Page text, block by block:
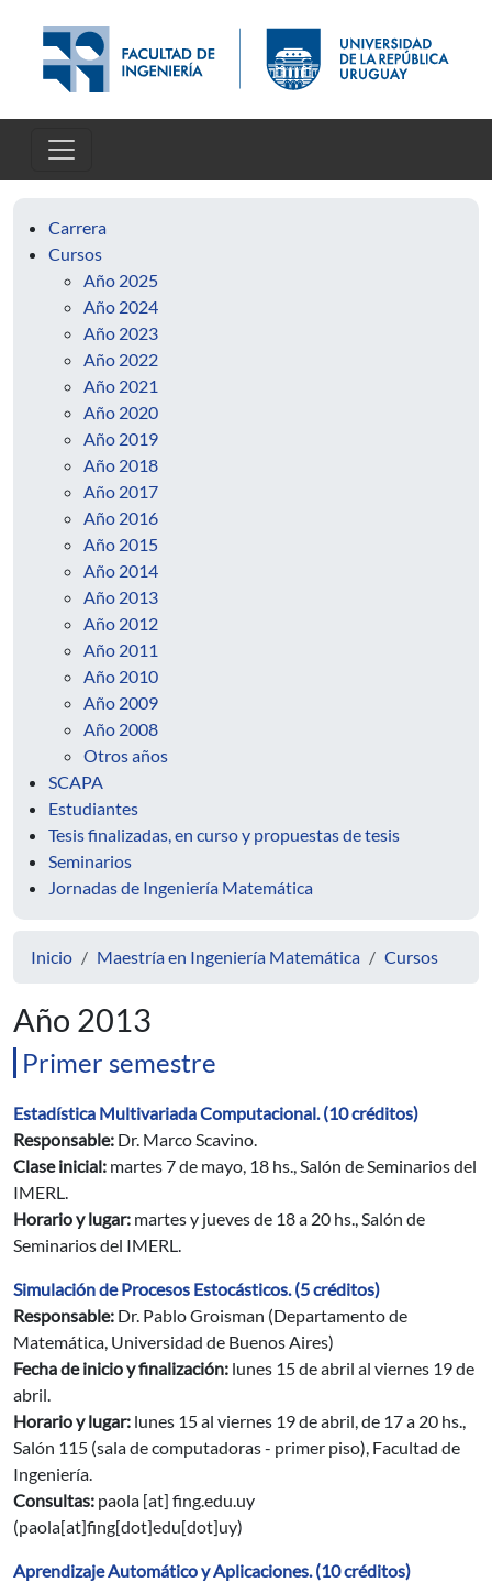
Carrera
Cursos
Año 2025
Año 2024
Año 2023
Año 2022
Año 2021
Año 2020
Año 2019
Año 2018
Año 2017
Año 2016
Año 2015
Año 2014
Año 2013
Año 2012
Año 2011
Año 2010
Año 2009
Año 2008
Otros años
SCAPA
Estudiantes
Tesis finalizadas, en curso y propuestas de tesis
Seminarios
Jornadas de Ingeniería Matemática
Inicio Maestría en Ingeniería Matemática Cursos
Año 2013
Primer semestre
Estadística Multivariada Computacional. (10 créditos)
Responsable: Dr. Marco Scavino.
Clase inicial: martes 7 de mayo, 18 hs., Salón de Seminarios del
IMERL.
Horario y lugar: martes y jueves de 18 a 20 hs., Salón de
Seminarios del IMERL.
Simulación de Procesos Estocásticos. (5 créditos)
Responsable: Dr. Pablo Groisman (Departamento de
Matemática, Universidad de Buenos Aires)
Fecha de inicio y finalización: lunes 15 de abril al viernes 19 de
abril.
Horario y lugar: lunes 15 al viernes 19 de abril, de 17 a 20 hs.,
Salón 115 (sala de computadoras - primer piso), Facultad de
Ingeniería.
Consultas: paola [at] fing.edu.uy
(paola[at]fing[dot]edu[dot]uy)
Aprendizaje Automático y Aplicaciones. (10 créditos)